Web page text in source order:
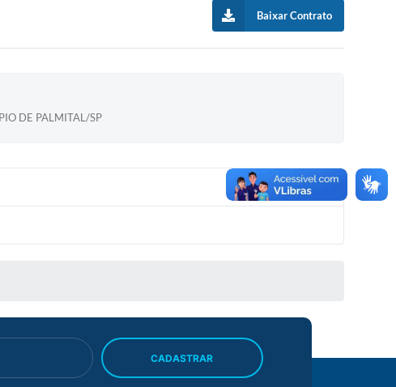
Baixar Contrato
DE PALMITAL/SP
CADASTRAR